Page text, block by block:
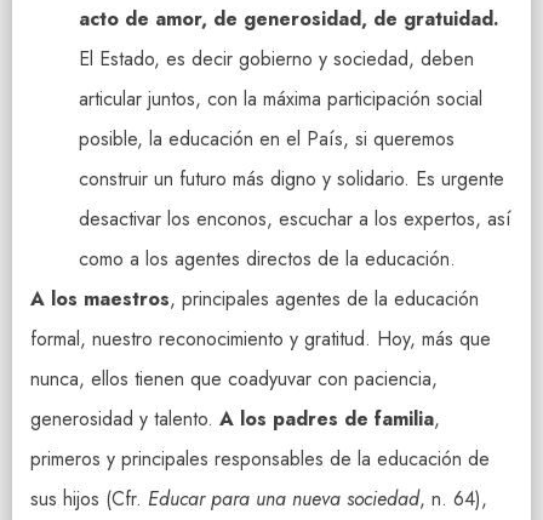
acto de amor, de generosidad, de gratuidad.
El Estado, es decir gobierno y sociedad, deben
articular juntos, con la máxima participación social
posible, la educación en el País, si queremos
construir un futuro más digno y solidario. Es urgente
desactivar los enconos, escuchar a los expertos, así
como a los agentes directos de la educación.
A los maestros, principales agentes de la educación
formal, nuestro reconocimiento y gratitud. Hoy, más que
nunca, ellos tienen que coadyuvar con paciencia,
generosidad y talento. A los padres de familia,
primeros y principales responsables de la educación de
sus hijos (Cfr. Educar para una nueva sociedad, n. 64),